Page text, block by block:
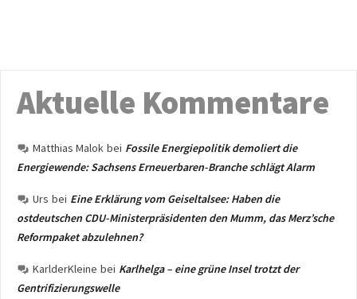
Aktuelle Kommentare
Matthias Malok bei Fossile Energiepolitik demoliert die
Energiewende: Sachsens Erneuerbaren-Branche schlägt Alarm
Urs bei Eine Erklärung vom Geiseltalsee: Haben die
ostdeutschen CDU-Ministerpräsidenten den Mumm, das Merz’sche
Reformpaket abzulehnen?
KarlderKleine bei Karlhelga – eine grüne Insel trotzt der
Gentrifizierungswelle